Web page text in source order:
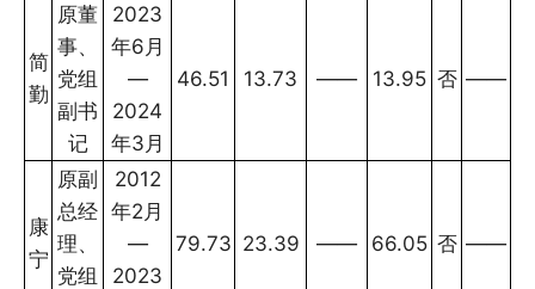
简
勤
原董
事、
党组
副书
记
2023
年6月
—
2024
年3月
46.51 13.73 —— 13.95 否 ——
康
宁
原副
总经
理、
党组
2012
年2月
—
2023
79.73 23.39 —— 66.05 否 ——